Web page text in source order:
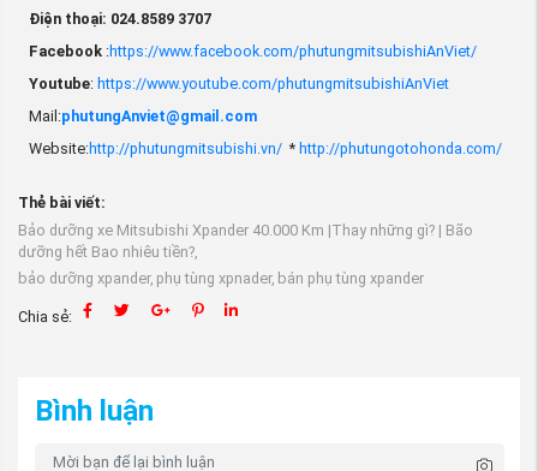
Điện thoại: 024.8589 3707
Facebook : https://www.facebook.com/phutungmitsubishiAnViet/
Youtube: https://www.youtube.com/phutungmitsubishiAnViet
Mail:phutungAnviet@gmail.com
Website: http://phutungmitsubishi.vn/ * http://phutungotohonda.com/
Thẻ bài viết:
Bảo dưỡng xe Mitsubishi Xpander 40.000 Km |Thay những gì? | Bão
dưỡng hết Bao nhiêu tiền?,
bảo dưỡng xpander, phụ tùng xpnader, bán phụ tùng xpander
Chia sẻ:
Bình luận